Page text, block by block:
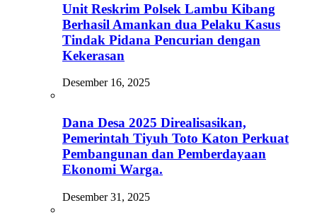
Unit Reskrim Polsek Lambu Kibang
Berhasil Amankan dua Pelaku Kasus
Tindak Pidana Pencurian dengan
Kekerasan
Desember 16, 2025
Dana Desa 2025 Direalisasikan,
Pemerintah Tiyuh Toto Katon Perkuat
Pembangunan dan Pemberdayaan
Ekonomi Warga.
Desember 31, 2025